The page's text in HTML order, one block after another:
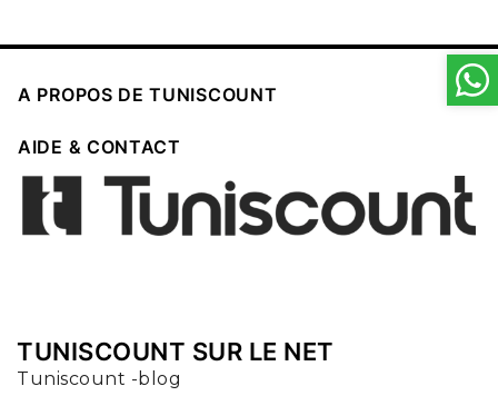
A PROPOS DE TUNISCOUNT 
AIDE & CONTACT
TUNISCOUNT SUR LE NET
Tuniscount -blog